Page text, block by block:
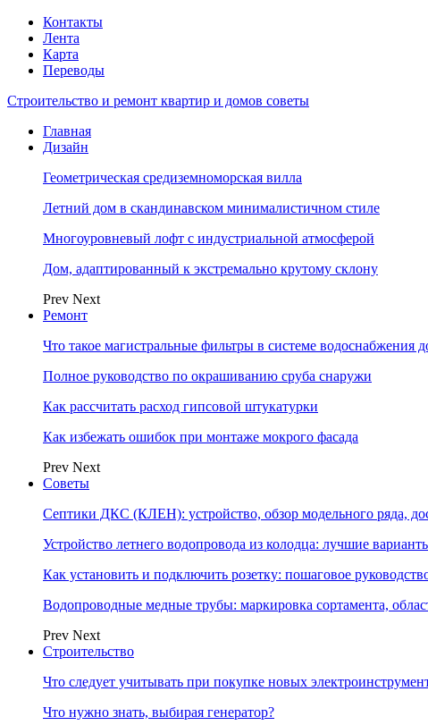
Контакты
Лента
Карта
Переводы
Строительство и ремонт квартир и домов советы
Главная
Дизайн
Геометрическая средиземноморская вилла
Летний дом в скандинавском минималистичном стиле
Многоуровневый лофт с индустриальной атмосферой
Дом, адаптированный к экстремально крутому склону
Prev Next
Ремонт
Что такое магистральные фильтры в системе
Полное руководство по окрашиванию сруба снаружи
Как рассчитать расход гипсовой штукатурки
Как избежать ошибок при монтаже мокрого фасада
Prev Next
Советы
Септики ДКС (КЛЕН): устройство, обзор модельного ряда,
Устройство летнего водопровода из колодца: лучшие
Как установить и подключить розетку: пошаговое
Водопроводные медные трубы: маркировка сортамента,
Prev Next
Строительство
Что следует учитывать при покупке новых
Что нужно знать, выбирая генератор?